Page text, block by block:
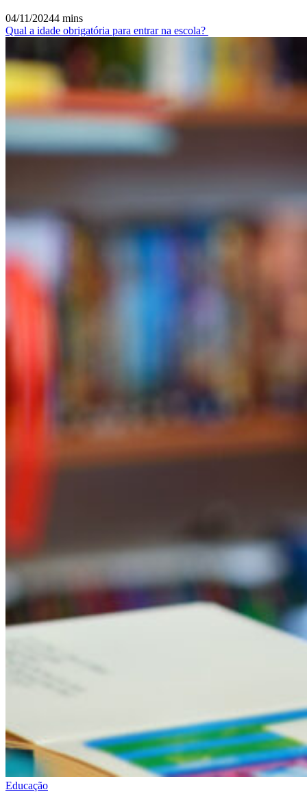
04/11/20244 mins
Qual a idade obrigatória para entrar na escola?
Educação